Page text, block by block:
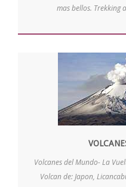
mas bellos. Trekking
Volcanes del Mundo- La
Volcan de: Japon,